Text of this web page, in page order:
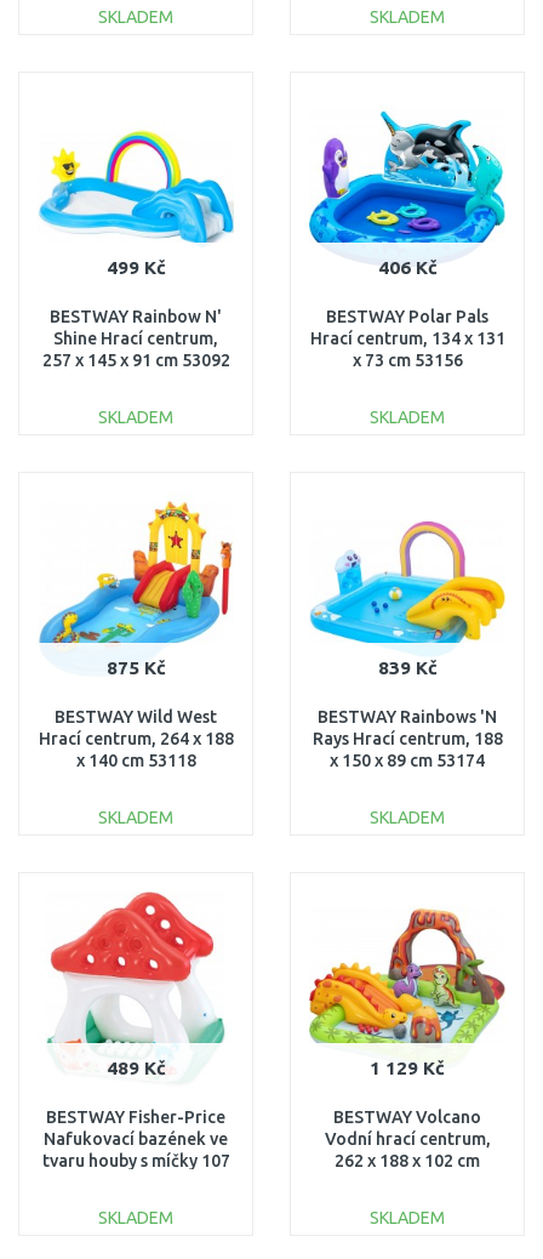
SKLADEM SKLADEM
Porovnat
499 Kč
BESTWAY Rainbow N'
Shine Hrací centrum,
257 x 145 x 91 cm 53092
SKLADEM
Porovnat
406 Kč
BESTWAY Polar Pals
Hrací centrum, 134 x 131
x 73 cm 53156
SKLADEM
875 Kč
BESTWAY Wild West
Hrací centrum, 264 x 188
x 140 cm 53118
SKLADEM
Porovnat
839 Kč
BESTWAY Rainbows 'N
Rays Hrací centrum, 188
x 150 x 89 cm 53174
SKLADEM
Porovnat
489 Kč
BESTWAY Fisher-Price
Nafukovací bazének ve
tvaru houby s míčky 107
SKLADEM
1 129 Kč
BESTWAY Volcano
Vodní hrací centrum,
262 x 188 x 102 cm
SKLADEM